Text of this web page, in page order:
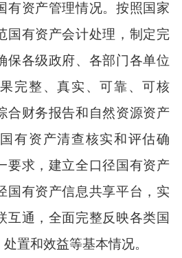
有资产管理情况。按照国家
国有资产会计处理，制定完
保各级政府、各部门各单位
完整、真实、可靠、可核
合财务报告和自然资源资产
有资产清查核实和评估确
要求，建立全口径国有资产
国有资产信息共享平台，实
互通，全面完整反映各类国
置和效益等基本情况。